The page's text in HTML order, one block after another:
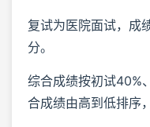
复试为医院面试，成
分。
综合成绩按初试40%
合成绩由高到低排序